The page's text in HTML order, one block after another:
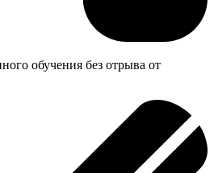
обучения без отрыва от